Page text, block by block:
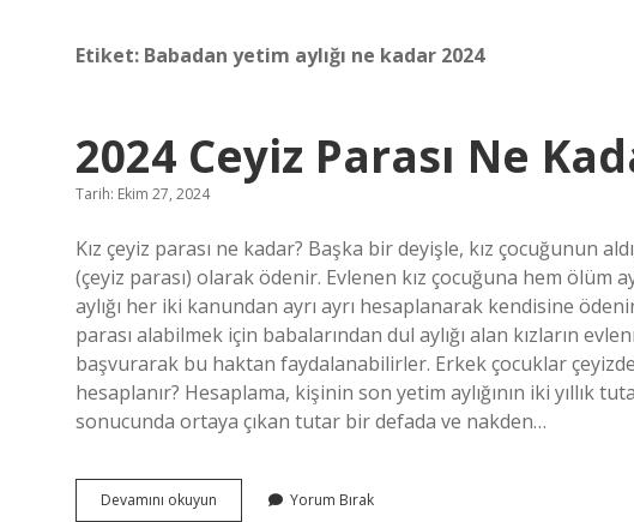
Etiket: Babadan yetim aylığı ne kadar 2024
2024 Ceyiz Parası Ne
Tarih: Ekim 27, 2024
Kız çeyiz parası ne kadar? Başka bir deyişle, kız çocuğunun
(çeyiz parası) olarak ödenir. Evlenen kız çocuğuna hem ölüm
aylığı her iki kanundan ayrı ayrı hesaplanarak kendisine
parası alabilmek için babalarından dul aylığı alan kızların
başvurarak bu haktan faydalanabilirler. Erkek çocuklar
hesaplanır? Hesaplama, kişinin son yetim aylığının iki yıllık
sonucunda ortaya çıkan tutar bir defada ve nakden…
Devamını okuyun Yorum Bırak